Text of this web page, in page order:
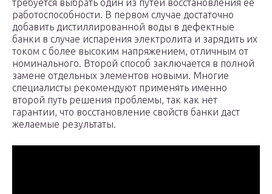
требуется выбрать один из путей восстановления ее
работоспособности. В первом случае достаточно
добавить дистиллированной воды в дефектные
банки в случае испарения электролита и зарядить их
током с более высоким напряжением, отличным от
номинального. Второй способ заключается в полной
замене отдельных элементов новыми. Многие
специалисты рекомендуют применять именно
второй путь решения проблемы, так как нет
гарантии, что восстановление свойств банки даст
желаемые результаты.